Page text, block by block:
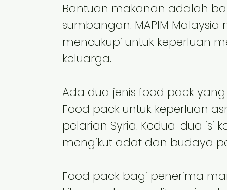
Bantuan makanan adalah
sumbangan. MAPIM
mencukupi untuk keperluan
keluarga.
Ada dua jenis food pack yang
Food pack untuk keperluan
pelarian Syria. Kedua-dua isi
mengikut adat dan budaya
Food pack bagi penerima